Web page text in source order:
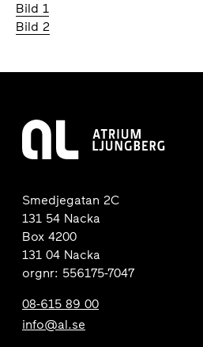
Bild 1
Bild 2
Smedjegatan 2C
131 54 Nacka
Box 4200
131 04 Nacka
orgnr: 556175-7047
08-615 89 00
info@al.se